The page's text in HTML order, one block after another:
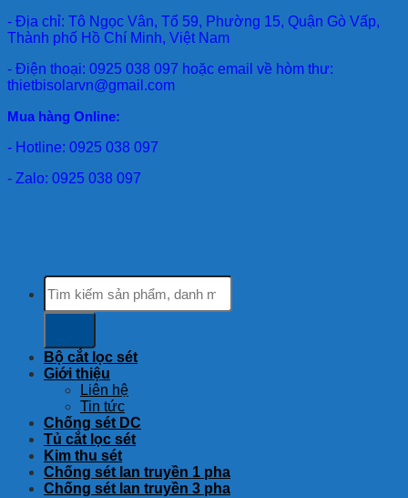
- Địa chỉ: Tô Ngọc Vân, Tổ 59, Phường 15, Quận Gò Vấp,
Thành phố Hồ Chí Minh, Việt Nam
- Điện thoại: 0925 038 097 hoặc email về hòm thư:
thietbisolarvn@gmail.com
Mua hàng Online:
- Hotline: 0925 038 097
- Zalo: 0925 038 097
Tìm
kiếm:
Bộ cắt lọc sét
Giới thiệu
Liên hệ
Tin tức
Chống sét DC
Tủ cắt lọc sét
Kim thu sét
Chống sét lan truyền 1 pha
Chống sét lan truyền 3 pha